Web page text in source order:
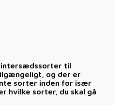
til
og der er
sorter inden for især
hvilke sorter, du skal gå